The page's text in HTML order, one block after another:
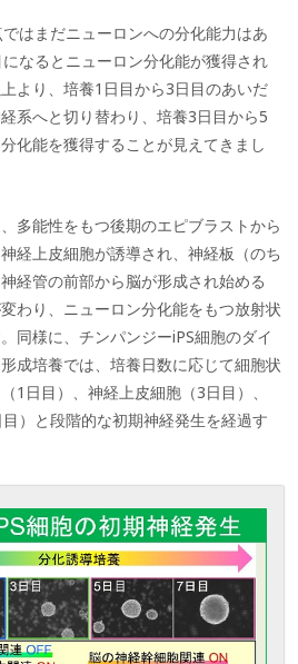
はまだニューロンへの分化能力はあ
なるとニューロン分化能が獲得され
より、培養1日目から3日目のあいだ
系へと切り替わり、培養3日目から5
化能を獲得することが見えてきまし
多能性をもつ後期のエピブラストから
経上皮細胞が誘導され、神経板（のち
経管の前部から脳が形成され始める
わり、ニューロン分化能をもつ放射状
同様に、チンパンジーiPS細胞のダイ
成培養では、培養日数に応じて細胞状
1日目）、神経上皮細胞（3日目）、
）と段階的な初期神経発生を経過す